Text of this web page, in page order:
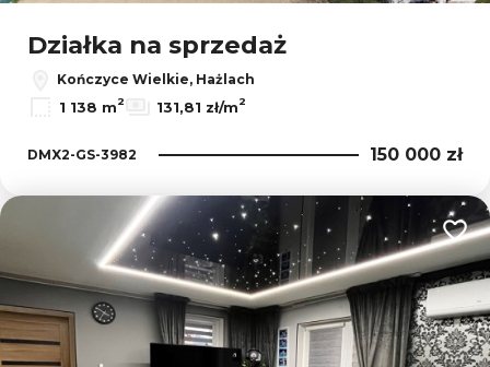
Działka na sprzedaż
Kończyce Wielkie, Hażlach
1 138 m2 131,81 zł/m2
DMX2-GS-3982 150 000 zł